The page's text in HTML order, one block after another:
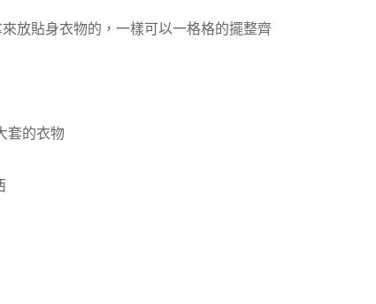
放貼身衣物的，一樣可以一格格的擺整齊
套的衣物